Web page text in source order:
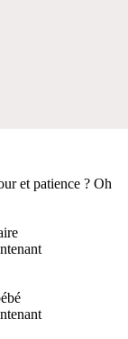
et patience ? Oh